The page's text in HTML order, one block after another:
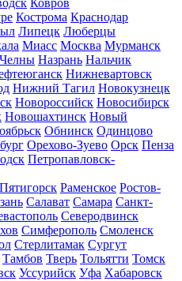
Ковров
Кострома Краснодар
Липецк Люберцы
Миасс Москва Мурманск
Назрань Нальчик
Нижневартовск
Нижний Тагил Новокузнецк
Новороссийск Новосибирск
Новошахтинск Новый
Обнинск Одинцово
Орехово-Зуево Орск Пенза
Петропавловск-
Пятигорск Раменское Ростов-
Салават Самара Санкт-
Северодвинск
Симферополь Смоленск
Стерлитамак Сургут
Тамбов Тверь Тольятти Томск
Уссурийск Уфа Хабаровск